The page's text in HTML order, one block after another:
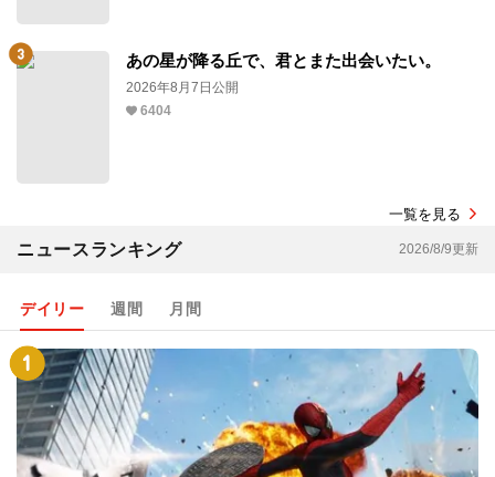
あの星が降る丘で、君とまた出会いたい。
2026年8月7日公開
6404
一覧を見る
ニュースランキング 2026/8/9更新
デイリー 週間 月間